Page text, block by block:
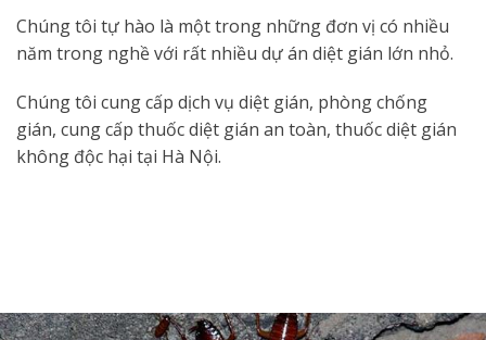
Chúng tôi tự hào là một trong những đơn vị có nhiều
năm trong nghề với rất nhiều dự án diệt gián lớn nhỏ.
Chúng tôi cung cấp dịch vụ diệt gián, phòng chống
gián, cung cấp thuốc diệt gián an toàn, thuốc diệt gián
không độc hại tại Hà Nội.